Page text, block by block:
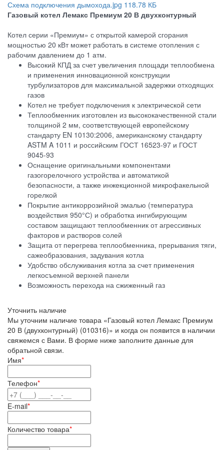
Схема подключения дымохода.jpg 118.78 КБ
Газовый котел Лемакс Премиум 20 В двухконтурный
Котел серии «Премиум» с открытой камерой сгорания
мощностью 20 кВт может работать в системе отопления с
рабочим давлением до 1 атм.
Высокий КПД за счет увеличения площади теплообмена
и применения инновационной конструкции
турбулизаторов для максимальной задержки отходящих
газов
Котел не требует подключения к электрической сети
Теплообменник изготовлен из высококачественной стали
толщиной 2 мм, соответствующей европейскому
стандарту EN 10130:2006, американскому стандарту
ASTM A 1011 и российским ГОСТ 16523-97 и ГОСТ
9045-93
Оснащение оригинальными компонентами
газогорелочного устройства и автоматикой
безопасности, а также инжекционной микрофакельной
горелкой
Покрытие антикоррозийной эмалью (температура
воздействия 950°С) и обработка ингибирующим
составом защищают теплообменник от агрессивных
факторов и растворов солей
Защита от перегрева теплообменника, прерывания тяги,
сажеобразования, задувания котла
Удобство обслуживания котла за счет применения
легкосъемной верхней панели
Возможность перехода на сжиженный газ
Уточнить наличие
Мы уточним наличие товара «Газовый котел Лемакс Премиум
20 В (двухконтурный) (010316)» и когда он появится в наличии
свяжемся с Вами. В форме ниже заполните данные для
обратьной связи.
Имя*
Телефон*
E-mail*
Количество товара*